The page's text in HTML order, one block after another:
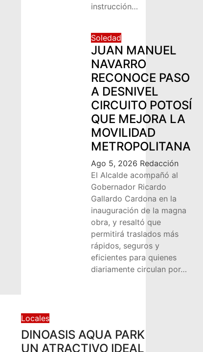
instrucción…
Soledad
JUAN MANUEL
NAVARRO
RECONOCE PASO
A DESNIVEL
CIRCUITO POTOSÍ
QUE MEJORA LA
MOVILIDAD
METROPOLITANA
Ago 5, 2026 Redacción
El Alcalde acompañó al
Gobernador Ricardo
Gallardo Cardona en la
inauguración de la magna
obra, y resaltó que
permitirá traslados más
rápidos, seguros y
eficientes para quienes
diariamente circulan por…
Locales
DINOASIS AQUA PARK
UN ATRACTIVO IDEAL